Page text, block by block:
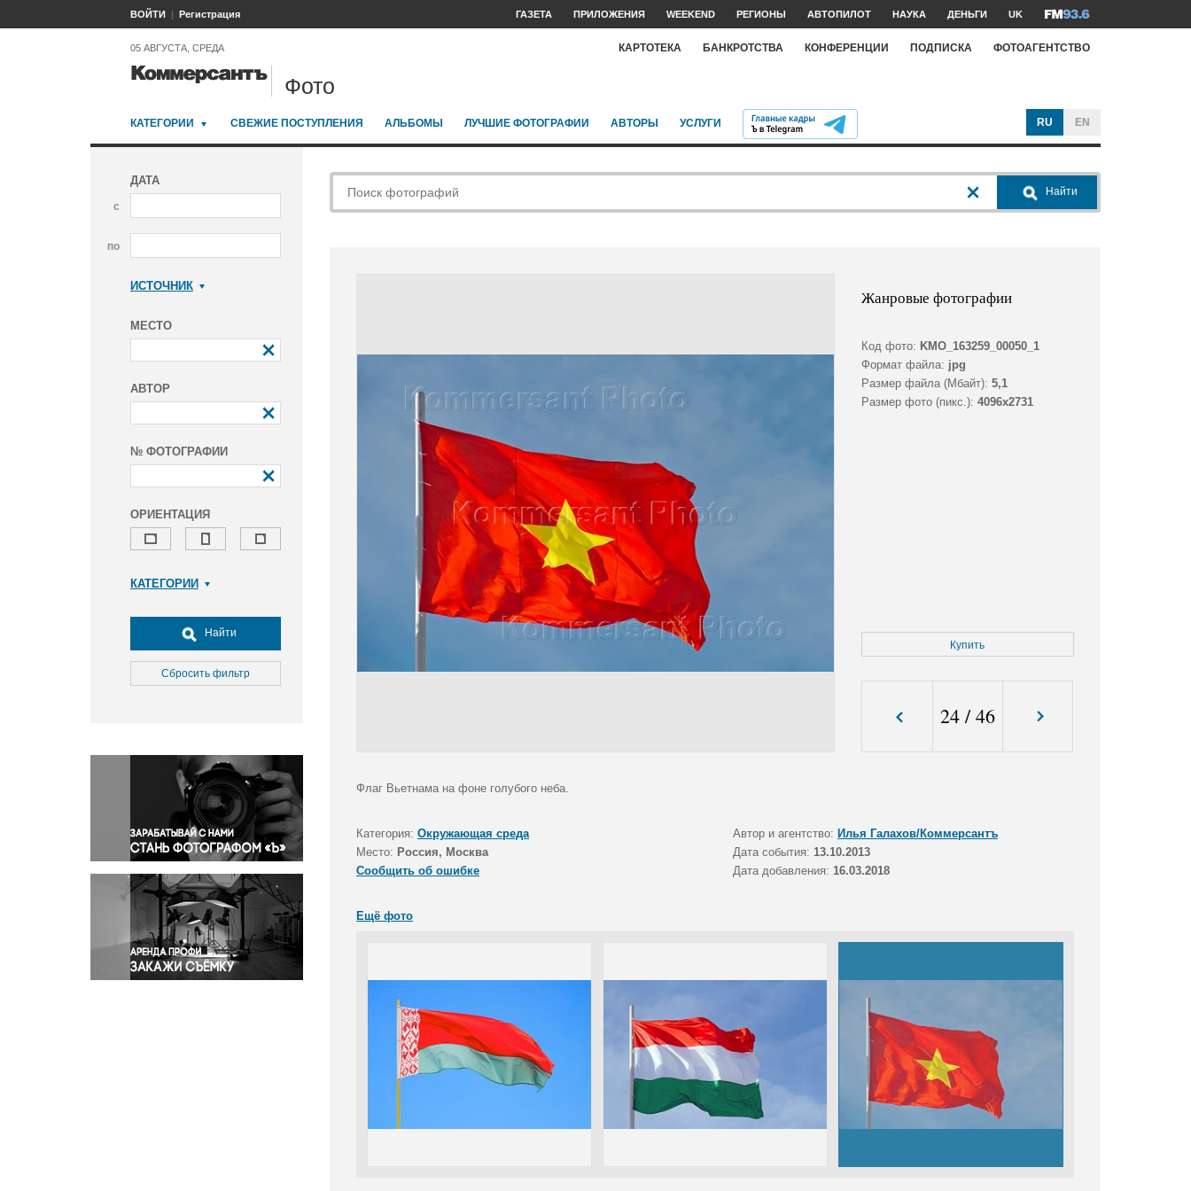
ВОЙТИ Регистрация ГАЗЕТА ПРИЛОЖЕНИЯ WEEKEND РЕГИОНЫ АВТОПИЛОТ НАУКА ДЕНЬГИ UK
05 АВГУСТА, СРЕДА КАРТОТЕКА БАНКРОТСТВА КОНФЕРЕНЦИИ ПОДПИСКА ФОТОАГЕНТСТВО
Фото
КАТЕГОРИИ СВЕЖИЕ ПОСТУПЛЕНИЯ АЛЬБОМЫ ЛУЧШИЕ ФОТОГРАФИИ АВТОРЫ УСЛУГИ RU EN
ДАТА
с
по
ИСТОЧНИК
МЕСТО
АВТОР
№ ФОТОГРАФИИ
ОРИЕНТАЦИЯ
КАТЕГОРИИ
Досуг, туризм и отдых
Культура
Медицина
Окружающая среда
Политика
Правосудие
Происшествия и конфликты
Религия
Светская жизнь
Спорт
Экология
Экономика и бизнес
Найти
Сбросить фильтр
Найти
Жанровые фотографии
Код фото: KMO_163259_00050_1
Формат файла: jpg
Размер файла (Мбайт): 5,1
Размер фото (пикс.): 4096x2731
Купить
24/46
Флаг Вьетнама на фоне голубого неба.
Категория: Окружающая среда Автор и агентство: Илья Галахов/Коммерсантъ
Место: Россия, Москва Дата события: 13.10.2013
Сообщить об ошибке
Дата добавления: 16.03.2018
Ещё фото